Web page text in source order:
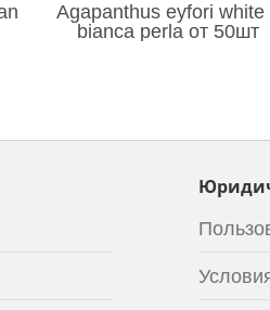
Agapanthus eyfori white
bianca perla от 50шт